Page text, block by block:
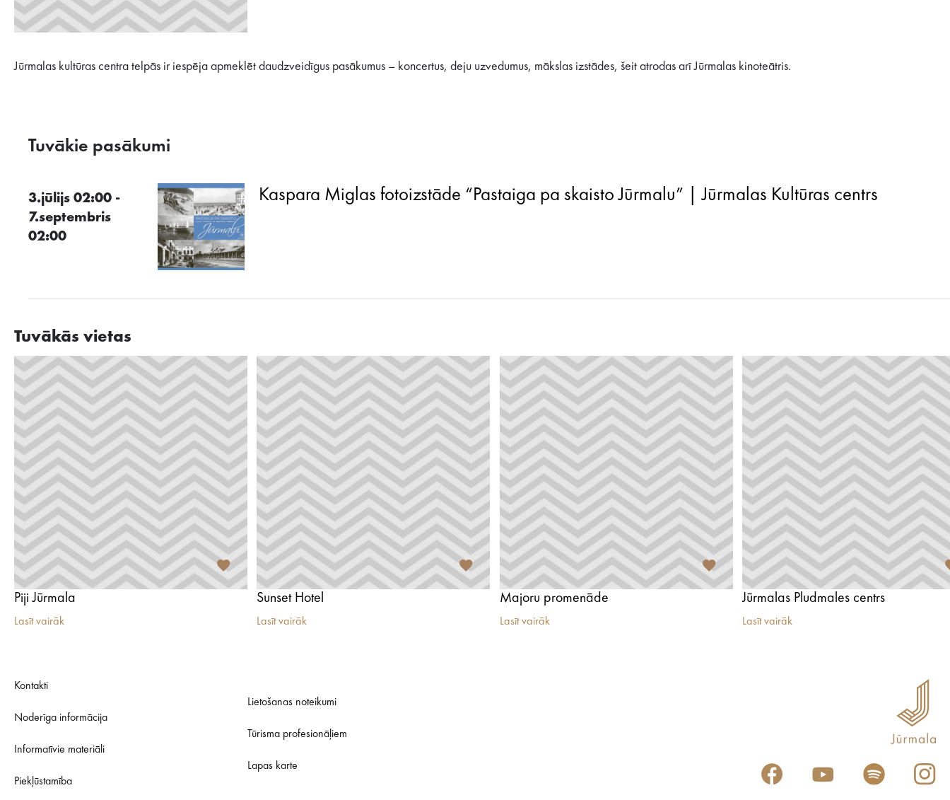
Jūrmalas kultūras centra telpās ir iespēja apmeklēt daudzveidīgus pasākumus – koncertus, deju uzvedumus, mākslas izstādes, šeit atrodas arī Jūrmalas kinoteātris.
Tuvākie pasākumi
3.jūlijs 02:00 -
7.septembris
02:00
Kaspara Miglas fotoizstāde “Pastaiga pa skaisto Jūrmalu” | Jūrmalas Kultūras centrs
Tuvākās vietas
Piji Jūrmala
Lasīt vairāk
Sunset Hotel
Lasīt vairāk
Majoru promenāde
Lasīt vairāk
Jūrmalas Pludmales centrs
Lasīt vairāk
Kontakti
Noderīga informācija
Informatīvie materiāli
Piekļūstamība
Lietošanas noteikumi
Tūrisma profesionāļiem
Lapas karte